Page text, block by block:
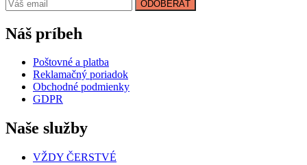
ODOBERAŤ
Náš príbeh
Poštovné a platba
Reklamačný poriadok
Obchodné podmienky
GDPR
Naše služby
VŽDY ČERSTVÉ